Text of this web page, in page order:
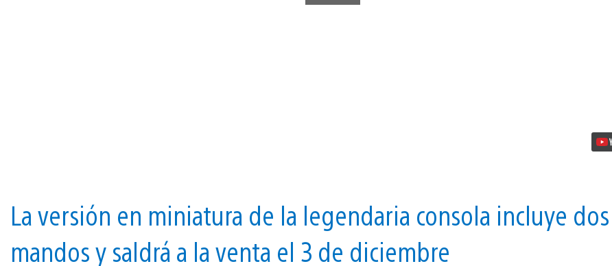
Classic,
La versión en miniatura de la legendaria consola incluye dos
mandos y saldrá a la venta el 3 de diciembre